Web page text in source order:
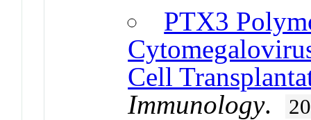
PTX3
Cell
Immunology.